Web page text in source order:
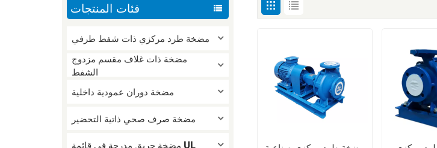
فئات المنتجات
مضخة طرد مركزي ذات شفط طرفي
مضخة ذات غلاف مقسم مزدوج
الشفط
مضخة دوران عمودية داخلية
مضخة صرف صحي ذاتية التحضير
مضخة حريق مدرجة في قائمة UL